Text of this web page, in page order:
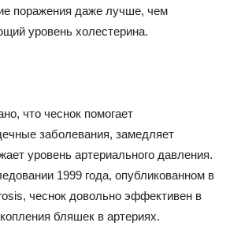
поражения даже лучше, чем
уровень холестерина.
что чеснок помогает
заболевания, замедляет
уровень артериального давления.
1999 года, опубликованном в
чеснок довольно эффективен в
бляшек в артериях.